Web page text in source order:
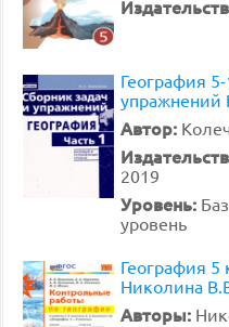
География
упражнений
Автор:
2019
Уровень:
уровень
География 5
Николина
Авторы: